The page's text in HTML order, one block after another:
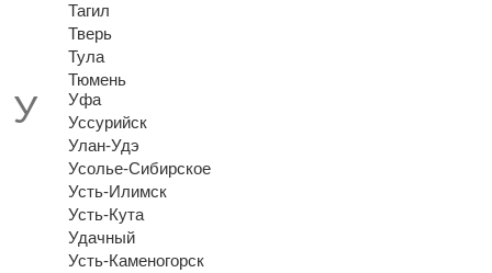
Тагил
Тверь
Тула
Тюмень
Уфа
Уссурийск
Улан-Удэ
Усолье-Сибирское
Усть-Илимск
Усть-Кута
Удачный
Усть-Каменогорск